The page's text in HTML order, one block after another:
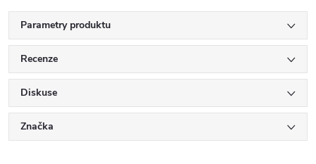
Parametry produktu
Recenze
Diskuse
Značka